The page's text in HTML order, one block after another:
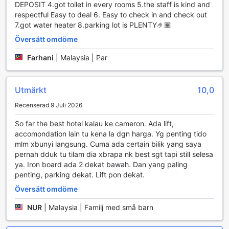
omgivningarna.
För dem som vill ha en mer personlig upplevelse finns det
även möjlighet att beställa rumservice, där du kan njuta av
din måltid i komforten av ditt eget rum. Oavsett om du är
sugen på en lätt lunch eller en utsökt middag, kommer
hotellets dedikerade personal att se till att varje måltid är
en minnesvärd upplevelse. Låt dig förföras av de lokala
delikatesserna och njut av en kulinarisk resa mitt i den
natursköna skönheten av Cameron Highlands.
Rumserbjudanden på CAMERON KEA FARM HOTEL
På CAMERON KEA FARM HOTEL kan gästerna välja mellan
flera unika rumstyper som passar olika behov och sällskap.
Den praktiska Business Double Room, med sina 11
kvadratmeter, erbjuder en bekväm atmosfär med en
dubbelsäng, perfekt för affärsresenärer som söker en
avkopplande plats att återhämta sig. För större grupper är
Deluxe Room för 5 personer en utmärkt lösning, med gott
om utrymme för att umgås och njuta av stunden
tillsammans. För familjer eller vänner som reser tillsammans
finns den rymliga Quadruple Room med eget badrum,
DEPOSIT 4.got toilet in every rooms 5.the staff is kind and
respectful Easy to deal 6. Easy to check in and check out
7.got water heater 8.parking lot is PLENTY🤌🏽
Översätt omdöme
Farhani Malaysia | Par
Utmärkt 10,0
Recenserad 9 Juli 2026
So far the best hotel kalau ke cameron. Ada lift,
accomondation lain tu kena la dgn harga. Yg penting tido
mlm xbunyi langsung. Cuma ada certain bilik yang saya
pernah dduk tu tilam dia xbrapa nk best sgt tapi still selesa
ya. Iron board ada 2 dekat bawah. Dan yang paling
penting, parking dekat. Lift pon dekat.
Översätt omdöme
NUR Malaysia | Familj med små barn